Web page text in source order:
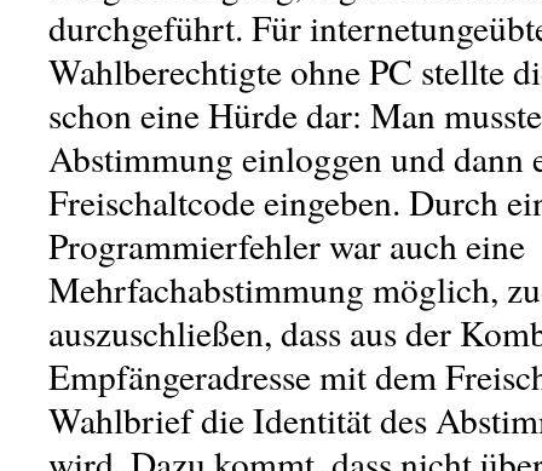
durchgeführt. Für
Wahlberechtigte ohne PC stellte
schon eine Hürde dar: Man
Abstimmung einloggen und dann
Freischaltcode eingeben. Durch
Programmierfehler war auch eine
Mehrfachabstimmung möglich,
auszuschließen, dass aus der
Empfängeradresse mit dem
Wahlbrief die Identität des